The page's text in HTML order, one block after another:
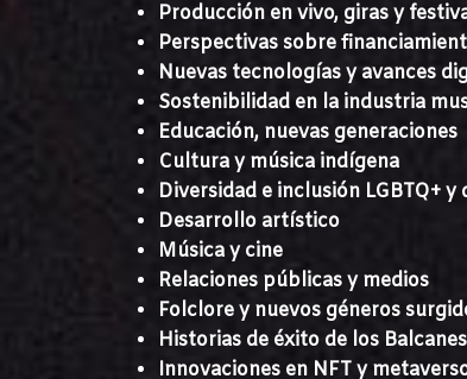
Producción en vivo, giras y
Perspectivas sobre
Nuevas tecnologías y avances
Sostenibilidad en la industria
Educación, nuevas generaciones
Cultura y música indígena
Diversidad e inclusión LGBTQ+ y
Desarrollo artístico
Música y cine
Relaciones públicas y medios
Folclore y nuevos géneros
Historias de éxito de los Balcanes
Innovaciones en NFT y